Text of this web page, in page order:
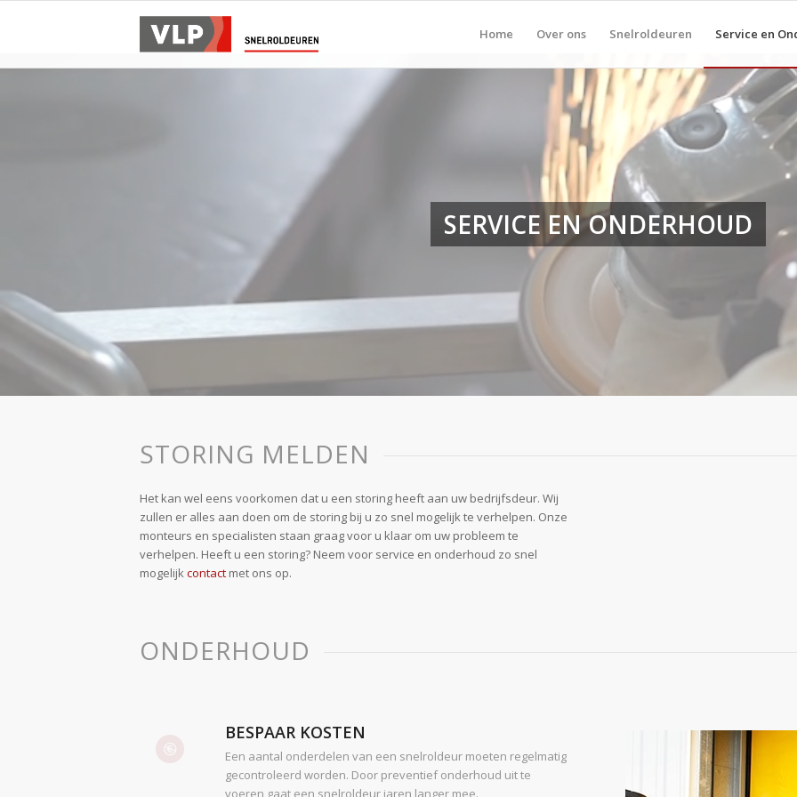
Home Over ons Snelroldeuren Service en
SERVICE EN ONDERHOUD
STORING MELDEN
Het kan wel eens voorkomen dat u een storing heeft aan uw bedrijfsdeur. Wij
zullen er alles aan doen om de storing bij u zo snel mogelijk te verhelpen. Onze
monteurs en specialisten staan graag voor u klaar om uw probleem te
verhelpen. Heeft u een storing? Neem voor service en onderhoud zo snel
mogelijkcontact met ons op.
ONDERHOUD
BESPAAR KOSTEN
Een aantal onderdelen van een snelroldeur moeten regelmatig
gecontroleerd worden. Door preventief onderhoud uit te
voeren gaat een snelroldeur jaren langer mee.